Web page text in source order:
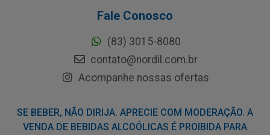
Fale Conosco
(83) 3015-8080
contato@nordil.com.br
Acompanhe nossas ofertas
SE BEBER, NÃO DIRIJA. APRECIE COM MODERAÇÃO. A
VENDA DE BEBIDAS ALCOÓLICAS É PROIBIDA PARA